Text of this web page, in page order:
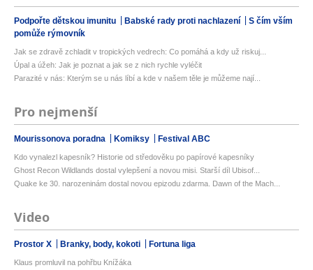
Podpořte dětskou imunitu Babské rady proti nachlazení
S čím vším
pomůže rýmovník
Jak se zdravě zchladit v tropických vedrech: Co pomáhá a kdy už riskuj...
Úpal a úžeh: Jak je poznat a jak se z nich rychle vyléčit
Parazité v nás: Kterým se u nás líbí a kde v našem těle je můžeme nají...
Pro nejmenší
Mourissonova poradna Komiksy Festival ABC
Kdo vynalezl kapesník? Historie od středověku po papírové kapesníky
Ghost Recon Wildlands dostal vylepšení a novou misi. Starší díl Ubisof...
Quake ke 30. narozeninám dostal novou epizodu zdarma. Dawn of the Mach...
Video
Prostor X Branky, body, kokoti Fortuna liga
Klaus promluvil na pohřbu Knížáka